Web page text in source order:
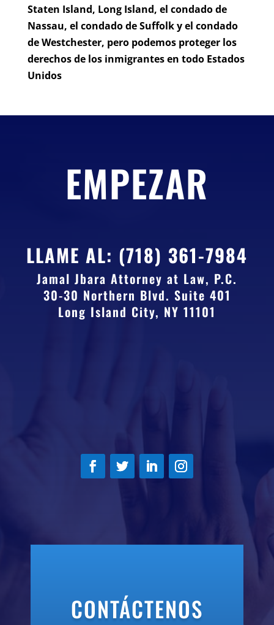
Staten Island, Long Island, el condado de
Nassau, el condado de Suffolk y el condado
de Westchester, pero podemos proteger los
derechos de los inmigrantes en todo Estados
Unidos
EMPEZAR
LLAME AL: (718) 361-7984
Jamal Jbara Attorney at Law, P.C.
30-30 Northern Blvd. Suite 401
Long Island City, NY 11101
CONTÁCTENOS